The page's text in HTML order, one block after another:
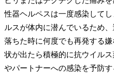
性器ヘルペスは一度感染して
ルスが体内に潜んでいるため
落ちた時に何度でも再発する
状が出たら積極的に抗ウイル
やパートナーへの感染を予防す